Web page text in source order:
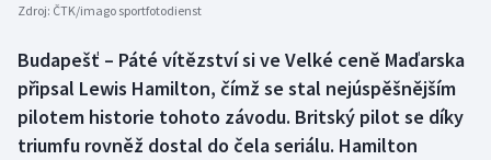
Box
Curling
Zdroj: ČTK/imago sportfotodienst
Budapešť – Páté vítězství si ve Velké ceně Maďarska
připsal Lewis Hamilton, čímž se stal nejúspěšnějším
pilotem historie tohoto závodu. Britský pilot se díky
triumfu rovněž dostal do čela seriálu. Hamilton